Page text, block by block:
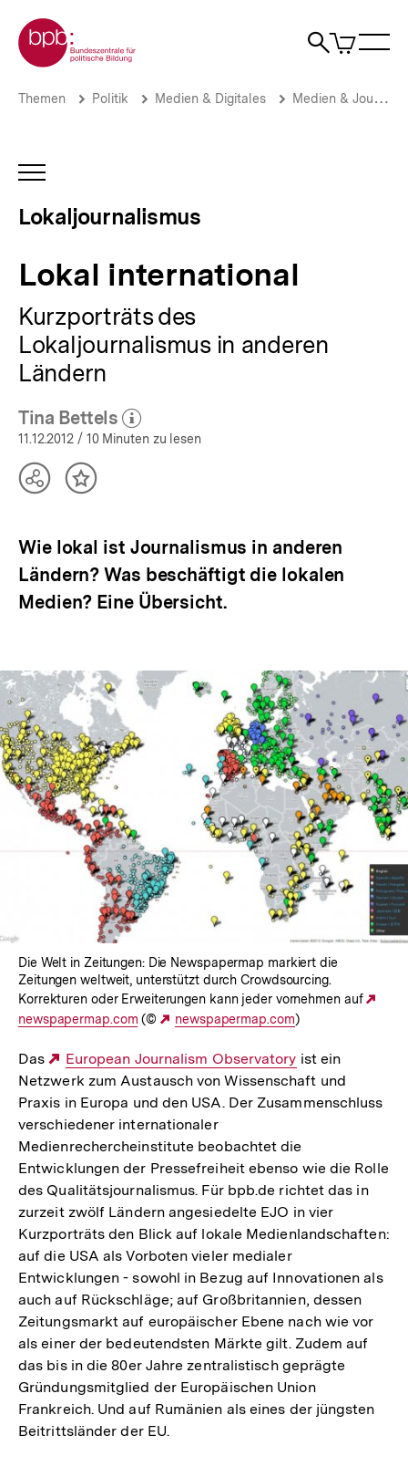
zum
Seiteninhalt
springen
Zur Startseite der bpb
Suche
Artikel
im
Lokal
bpb.de
Brotkrümelnavigation
Pfadnavigation
Themen Politik Medien & Digitales Medien & Journalismus
INHALTSNAVIGATION
Lokaljournalismus
Lokal international
Kurzporträts des
Lokaljournalismus in anderen
Ländern
Tina Bettels
(Mehr zum Autor)
öffnen
11.12.2012 / 10 Minuten zu lesen
TeilenInhalt
Wie lokal ist Journalismus in anderen
Ländern? Was beschäftigt die lokalen
Medien? Eine Übersicht.
Die Welt in Zeitungen: Die Newspapermap markiert die
Zeitungen weltweit, unterstützt durch Crowdsourcing.
Korrekturen oder Erweiterungen kann jeder vornehmen auf
newspapermap.com (©
Externer
newspapermap.com)
Das
Externer
Link:
European Journalism Observatory ist ein
Netzwerk zum Austausch von Wissenschaft und
Praxis in Europa und den USA. Der Zusammenschluss
verschiedener internationaler
Medienrechercheinstitute beobachtet die
Entwicklungen der Pressefreiheit ebenso wie die Rolle
des Qualitätsjournalismus. Für bpb.de richtet das in
zurzeit zwölf Ländern angesiedelte EJO in vier
Kurzporträts den Blick auf lokale Medienlandschaften:
auf die USA als Vorboten vieler medialer
Entwicklungen - sowohl in Bezug auf Innovationen als
auch auf Rückschläge; auf Großbritannien, dessen
Zeitungsmarkt auf europäischer Ebene nach wie vor
als einer der bedeutendsten Märkte gilt. Zudem auf
das bis in die 80er Jahre zentralistisch geprägte
Gründungsmitglied der Europäischen Union
Frankreich. Und auf Rumänien als eines der jüngsten
Beitrittsländer der EU.